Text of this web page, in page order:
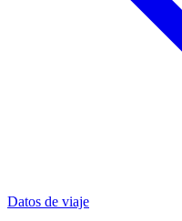
Datos de viaje